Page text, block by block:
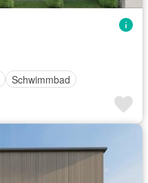
Schwimmbad